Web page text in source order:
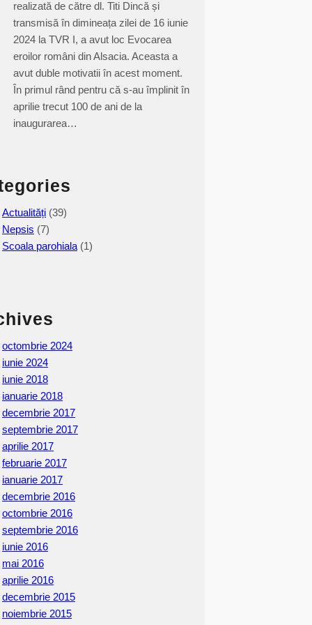
realizată de către dl. Titi Dincă și
transmisă în dimineața zilei de 16 iunie
2024 la TVR I, a avut loc Evocarea
eroilor români din Alsacia. Aceasta a
avut duble motivatii în acest moment.
În primul rând pentru că s-au împlinit în
aprilie trecut 100 de ani de la
inaugurarea…
Actualități (39)
Nepsis (7)
Scoala parohiala (1)
octombrie 2024
iunie 2024
iunie 2018
ianuarie 2018
decembrie 2017
septembrie 2017
aprilie 2017
februarie 2017
ianuarie 2017
decembrie 2016
octombrie 2016
septembrie 2016
iunie 2016
mai 2016
aprilie 2016
decembrie 2015
noiembrie 2015